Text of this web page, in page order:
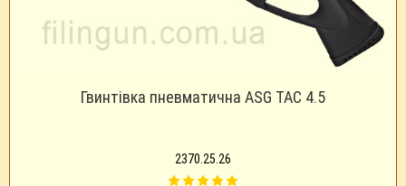
Гвинтівка пневматична ASG TAC 4.5
2370.25.26